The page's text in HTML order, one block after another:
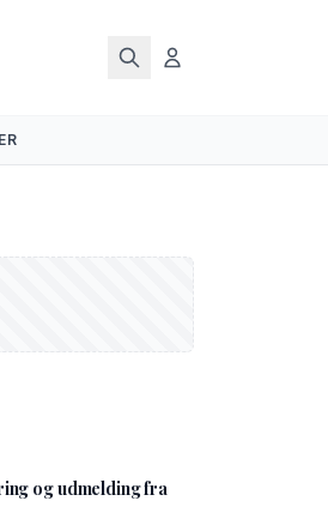
og udmelding fra